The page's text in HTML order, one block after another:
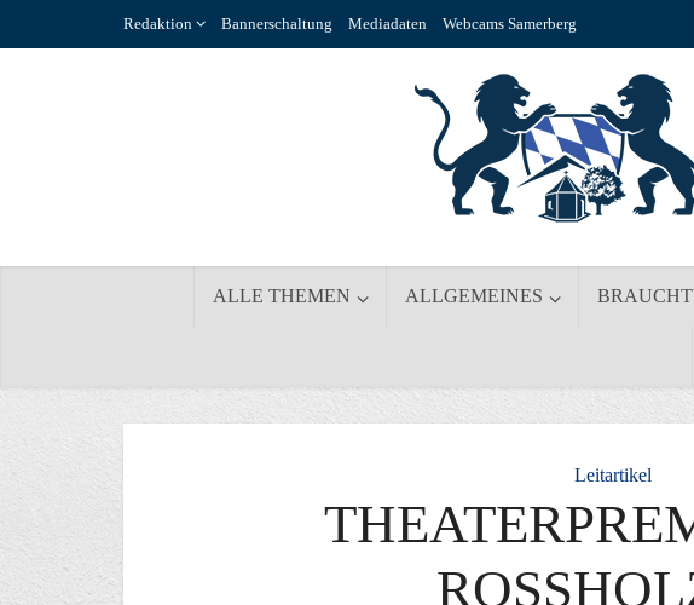
Redaktion Bannerschaltung Mediadaten Webcams Samerberg
ALLE THEMEN ALLGEMEINES
Leitartikel